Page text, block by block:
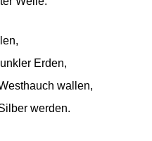
Erden,
wallen,
werden.